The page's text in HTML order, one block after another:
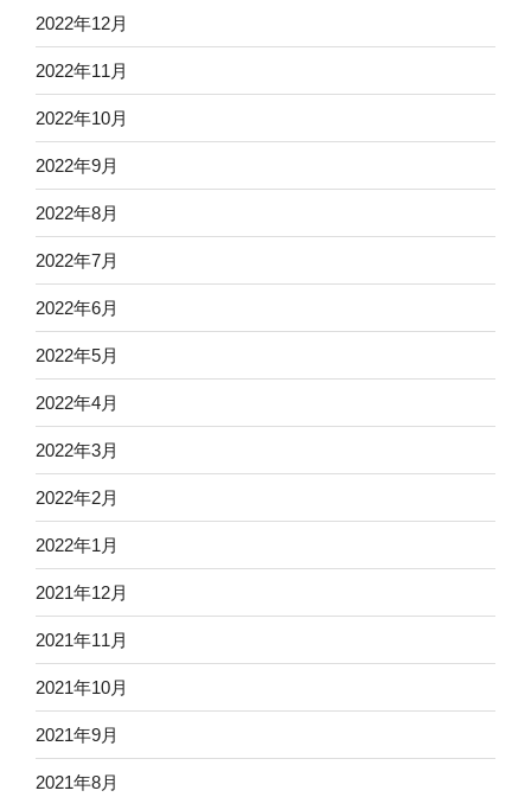
2022年12月
2022年11月
2022年10月
2022年9月
2022年8月
2022年7月
2022年6月
2022年5月
2022年4月
2022年3月
2022年2月
2022年1月
2021年12月
2021年11月
2021年10月
2021年9月
2021年8月